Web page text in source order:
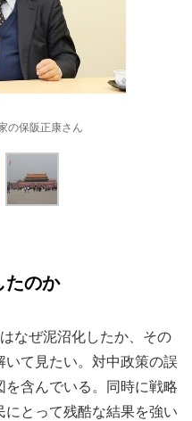
の保阪正康さん
たのか
なぜ泥沼化したか、その
て見たい。対中政策の誤
を含んでいる。同時に戦略
とって残酷な結果を強い